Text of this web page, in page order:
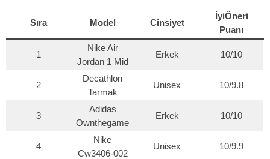
Sıra Model Cinsiyet
İyiÖneri
Puanı
1
Nike Air
Jordan 1 Mid
Erkek 10/10
2
Decathlon
Tarmak
Unisex 10/9.8
3
Adidas
Ownthegame
Erkek 10/10
4
Nike
Cw3406-002
Unisex 10/9.9